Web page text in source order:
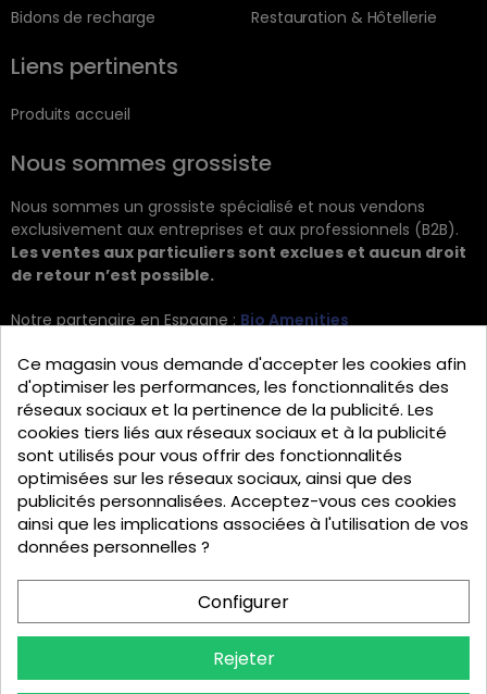
Bidons de recharge
Restauration & Hôtellerie
Liens pertinents
Produits accueil
Nous sommes grossiste
Nous sommes un grossiste spécialisé et nous vendons
exclusivement aux entreprises et aux professionnels (B2B).
Les ventes aux particuliers sont exclues et aucun droit
de retour n’est possible.
Notre partenaire en Espagne :Bio Amenities
Kontakt
JRG Trading GmbH
Zietenstr. 9
12244 Berlin
Tel: +49 (0)30 2357 3470
info@top-amenities.com
Ce magasin vous demande d'accepter les cookies afin
d'optimiser les performances, les fonctionnalités des
réseaux sociaux et la pertinence de la publicité. Les
cookies tiers liés aux réseaux sociaux et à la publicité
sont utilisés pour vous offrir des fonctionnalités
optimisées sur les réseaux sociaux, ainsi que des
publicités personnalisées. Acceptez-vous ces cookies
ainsi que les implications associées à l'utilisation de vos
données personnelles ?
Configurer
Rejeter